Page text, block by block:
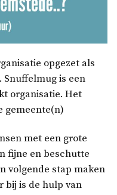
opgezet als
Snuffelmug is een
organisatie. Het
gemeente(n)
met een grote
fijne en beschutte
volgende stap maken
bij is de hulp van